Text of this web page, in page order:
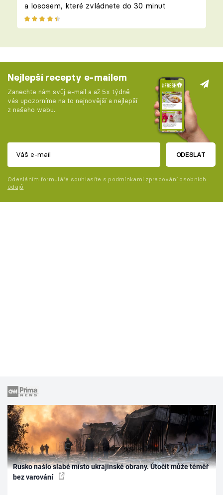
a lososem, které zvládnete do 30 minut
Nejlepší recepty e-mailem
Zanechte nám svůj e-mail a až 5x týdně
vás upozorníme na to nejnovější a nejlepší
z našeho webu.
ODESLAT
Odesláním formuláře souhlasíte s podmínkami zpracování osobních
údajů
Rusko našlo slabé místo ukrajinské obrany. Útočit může téměř
bez varování